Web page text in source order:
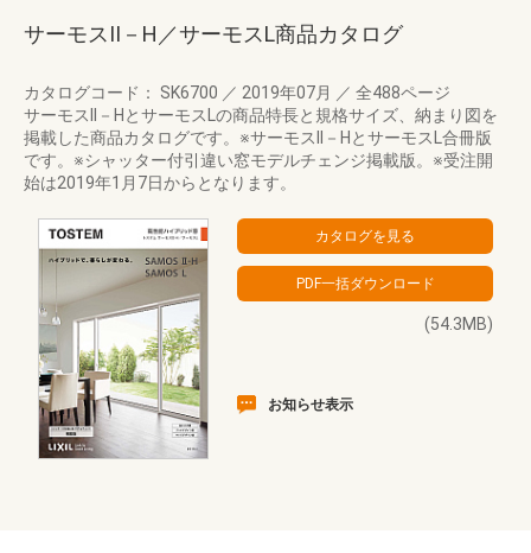
サーモスII－H／サーモスL商品カタログ
カタログコード： SK6700 ／ 2019年07月 ／ 全488ページ
サーモスII－HとサーモスLの商品特長と規格サイズ、納まり図を
掲載した商品カタログです。※サーモスII－HとサーモスL合冊版
です。※シャッター付引違い窓モデルチェンジ掲載版。※受注開
始は2019年1月7日からとなります。
(54.3MB)
お知らせ表示